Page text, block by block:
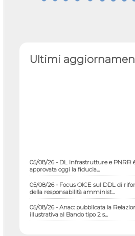
Ultimi
approvata oggi la fiducia...
della responsabilità amminist...
illustrativa al Bando tipo 2 s...